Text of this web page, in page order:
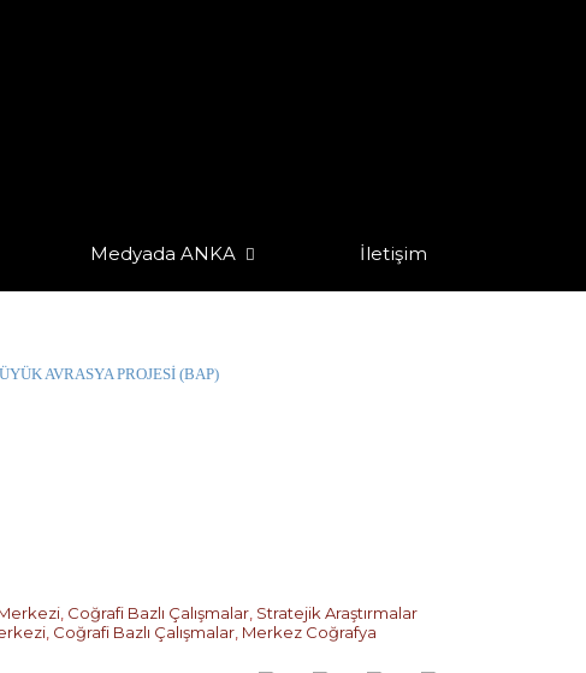
Medyada ANKA İletişim
AVRASYA PROJESİ (BAP)
, Coğrafi Bazlı Çalışmalar, Stratejik Araştırmalar
, Coğrafi Bazlı Çalışmalar, Merkez Coğrafya